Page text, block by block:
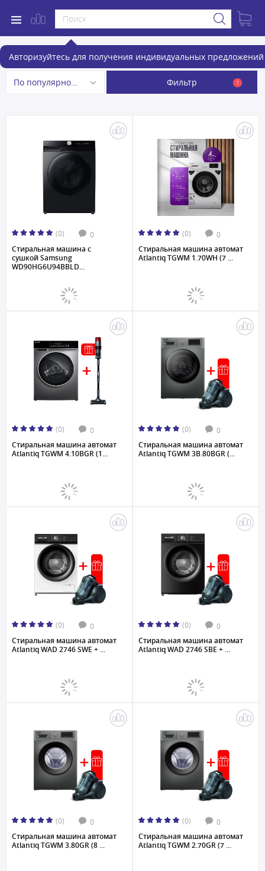
Авторизуйтесь для получения индивидуальных предложений
Стиральные машины
По популярности Фильтр 1
(0) 0
Стиральная машина с
сушкой Samsung
WD90HG6U94BBLD...
(0) 0
Стиральная машина автомат
Atlantiq TGWM 1.70WH (7 ...
(0) 0
Стиральная машина автомат
Atlantiq TGWM 4.10BGR (1...
(0) 0
Стиральная машина автомат
Atlantiq TGWM 3B.80BGR (...
(0) 0
Стиральная машина автомат
Atlantiq WAD 2746 SWE + ...
(0) 0
Стиральная машина автомат
Atlantiq WAD 2746 SBE + ...
(0) 0
Стиральная машина автомат
Atlantiq TGWM 3.80GR (8 ...
(0) 0
Стиральная машина автомат
Atlantiq TGWM 2.70GR (7 ...